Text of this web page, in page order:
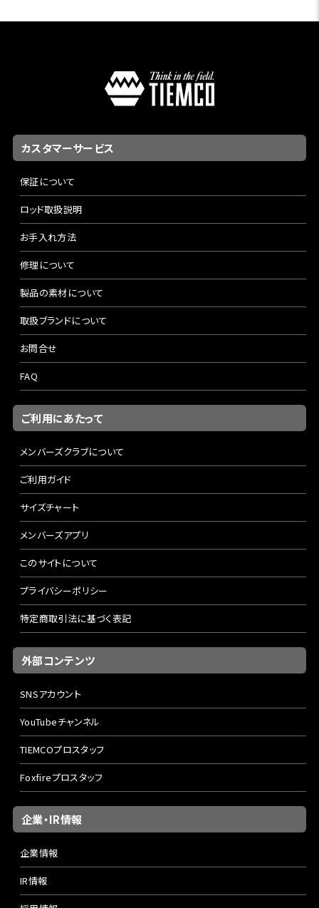
カスタマーサービス
保証について
ロッド取扱説明
お手入れ方法
修理について
製品の素材について
取扱ブランドについて
お問合せ
FAQ
ご利用にあたって
メンバーズクラブについて
ご利用ガイド
サイズチャート
メンバーズアプリ
このサイトについて
プライバシーポリシー
特定商取引法に基づく表記
外部コンテンツ
SNSアカウント
YouTubeチャンネル
TIEMCOプロスタッフ
Foxfireプロスタッフ
企業・IR情報
企業情報
IR情報